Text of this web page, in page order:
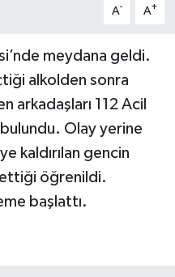
A- A+
meydana geldi.
alkolden sonra
arkadaşları 112 Acil
Olay yerine
kaldırılan gencin
öğrenildi.
başlattı.